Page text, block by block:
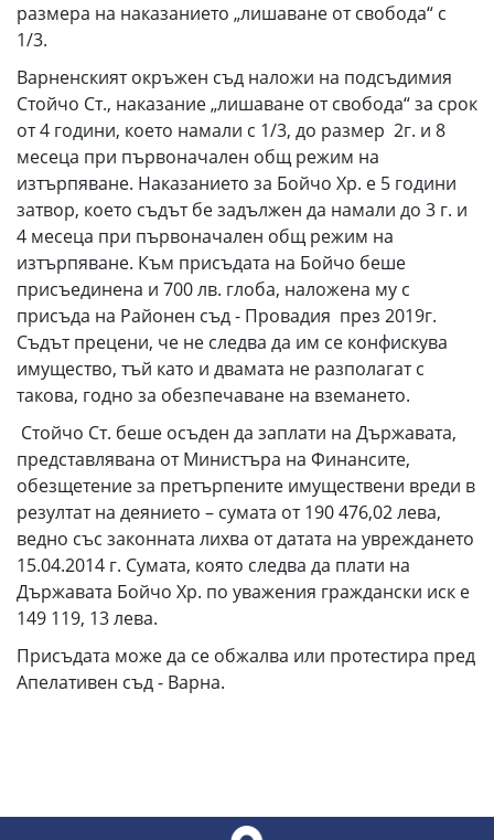
размера на наказанието „лишаване от свобода“ с
1/3.
Варненският окръжен съд наложи на подсъдимия
Стойчо Ст., наказание „лишаване от свобода“ за срок
от 4 години, което намали с 1/3, до размер 2г. и 8
месеца при първоначален общ режим на
изтърпяване. Наказанието за Бойчо Хр. е 5 години
затвор, което съдът бе задължен да намали до 3 г. и
4 месеца при първоначален общ режим на
изтърпяване. Към присъдата на Бойчо беше
присъединена и 700 лв. глоба, наложена му с
присъда на Районен съд - Провадия през 2019г.
Съдът прецени, че не следва да им се конфискува
имущество, тъй като и двамата не разполагат с
такова, годно за обезпечаване на вземането.
Стойчо Ст. беше осъден да заплати на Държавата,
представлявана от Министъра на Финансите,
обезщетение за претърпените имуществени вреди в
резултат на деянието – сумата от 190 476,02 лева,
ведно със законната лихва от датата на увреждането
15.04.2014 г. Сумата, която следва да плати на
Държавата Бойчо Хр. по уважения граждански иск е
149 119, 13 лева.
Присъдата може да се обжалва или протестира пред
Апелативен съд - Варна.